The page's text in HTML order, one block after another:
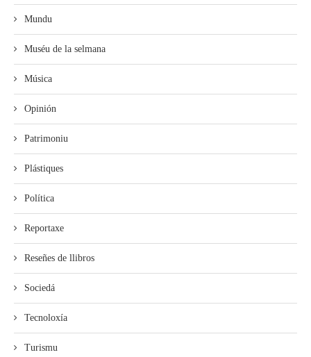
Mundu
Muséu de la selmana
Música
Opinión
Patrimoniu
Plástiques
Política
Reportaxe
Reseñes de llibros
Sociedá
Tecnoloxía
Turismu